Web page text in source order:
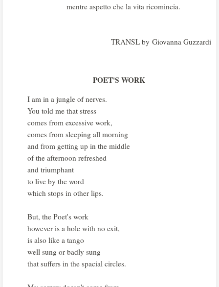
mentre aspetto che la vita ricomincia.
TRANSL by Giovanna Guzzardi
POET'S WORK
I am in a jungle of nerves.
You told me that stress
comes from excessive work,
comes from sleeping all morning
and from getting up in the middle
of the afternoon refreshed
and triumphant
to live by the word
which stops in other lips.
But, the Poet's work
however is a hole with no exit,
is also like a tango
well sung or badly sung
that suffers in the spacial circles.